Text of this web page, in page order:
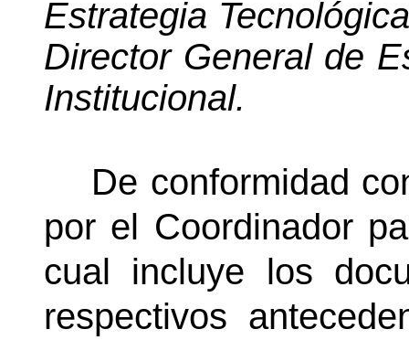
Estrategia
Director General de
Institucional.
De conformidad
por el Coordinador
cual incluye los
respectivos